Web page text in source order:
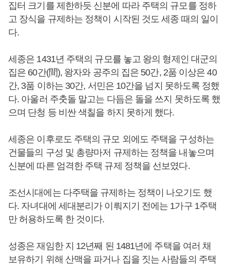
집터 크기를 제한하듯 신분에 따라 주택의 규모를 정하
고 장식을 규제하는 정책이 시작된 것도 세종 때의 일이
다.
세종은 1431년 주택의 규모를 놓고 왕의 형제인 대군의
집은 60간(間), 왕자와 공주의 집은 50간, 2품 이상은 40
간, 3품 이하는 30간, 서민은 10간을 넘지 못하도록 정했
다. 아울러 주춧돌 말고는 다듬은 돌을 쓰지 못하도록 했
으며 단청 등 비싼 색칠을 하지 못하게 했다.
세종은 이후로도 주택의 규모 외에도 주택을 구성하는
건물들의 구성 및 총량마저 규제하는 정책을 내놓으며
신분에 따른 엄격한 주택 규제 정책을 선보였다.
조선시대에는 다주택을 규제하는 정책이 나오기도 했
다. 자녀대에 세대분리가 이뤄지기 전에는 1가구 1주택
만 허용하도록 한 것이다.
성종은 재임한 지 12년째 된 1481년에 주택을 여러 채
보유하기 위해 산맥을 파거나 집을 짓는 사람들의 주택